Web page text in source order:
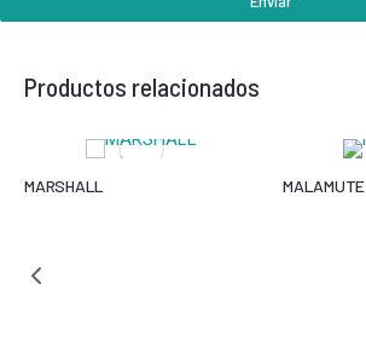
Productos relacionados
MARSHALL MALAMUTE